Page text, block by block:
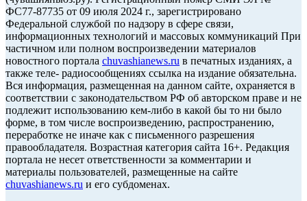
ФС77-87735 от 09 июля 2024 г., зарегистрировано
Федеральной службой по надзору в сфере связи,
информационных технологий и массовых коммуникаций При
частичном или полном воспроизведении материалов
новостного портала chuvashianews.ru в печатных изданиях, а
также теле- радиосообщениях ссылка на издание обязательна.
Вся информация, размещенная на данном сайте, охраняется в
соответствии с законодательством РФ об авторском праве и не
подлежит использованию кем-либо в какой бы то ни было
форме, в том числе воспроизведению, распространению,
переработке не иначе как с письменного разрешения
правообладателя. Возрастная категория сайта 16+. Редакция
портала не несет ответственности за комментарии и
материалы пользователей, размещенные на сайте
chuvashianews.ru и его субдоменах.